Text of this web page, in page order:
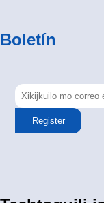
Boletín
Register